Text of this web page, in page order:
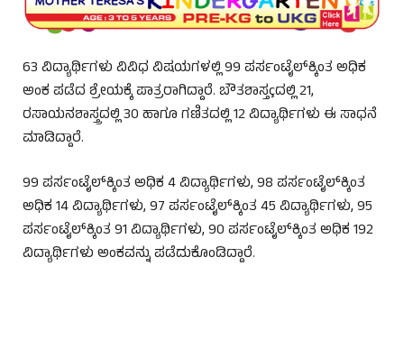
63 ವಿದ್ಯಾರ್ಥಿಗಳು ವಿವಿಧ ವಿಷಯಗಳಲ್ಲಿ 99 ಪರ್ಸಂಟೈಲ್‌ಕ್ಕಿಂತ ಅಧಿಕ
ಅಂಕ ಪಡೆದ ಶ್ರೇಯಕ್ಕೆ ಪಾತ್ರರಾಗಿದ್ದಾರೆ. ಬೌತಶಾಸ್ತçದಲ್ಲಿ 21,
ರಸಾಯನಶಾಸ್ತ್ರದಲ್ಲಿ 30 ಹಾಗೂ ಗಣಿತದಲ್ಲಿ 12 ವಿದ್ಯಾರ್ಥಿಗಳು ಈ ಸಾಧನೆ
ಮಾಡಿದ್ದಾರೆ.
99 ಪರ್ಸಂಟೈಲ್‌ಕ್ಕಿಂತ ಅಧಿಕ 4 ವಿದ್ಯಾರ್ಥಿಗಳು, 98 ಪರ್ಸಂಟೈಲ್‌ಕ್ಕಿಂತ
ಅಧಿಕ 14 ವಿದ್ಯಾರ್ಥಿಗಳು, 97 ಪರ್ಸಂಟೈಲ್‌ಕ್ಕಿಂತ 45 ವಿದ್ಯಾರ್ಥಿಗಳು, 95
ಪರ್ಸಂಟೈಲ್‌ಕ್ಕಿಂತ 91 ವಿದ್ಯಾರ್ಥಿಗಳು, 90 ಪರ್ಸಂಟೈಲ್‌ಕ್ಕಿಂತ ಅಧಿಕ 192
ವಿದ್ಯಾರ್ಥಿಗಳು ಅಂಕವನ್ನು ಪಡೆದುಕೊಂಡಿದ್ದಾರೆ.